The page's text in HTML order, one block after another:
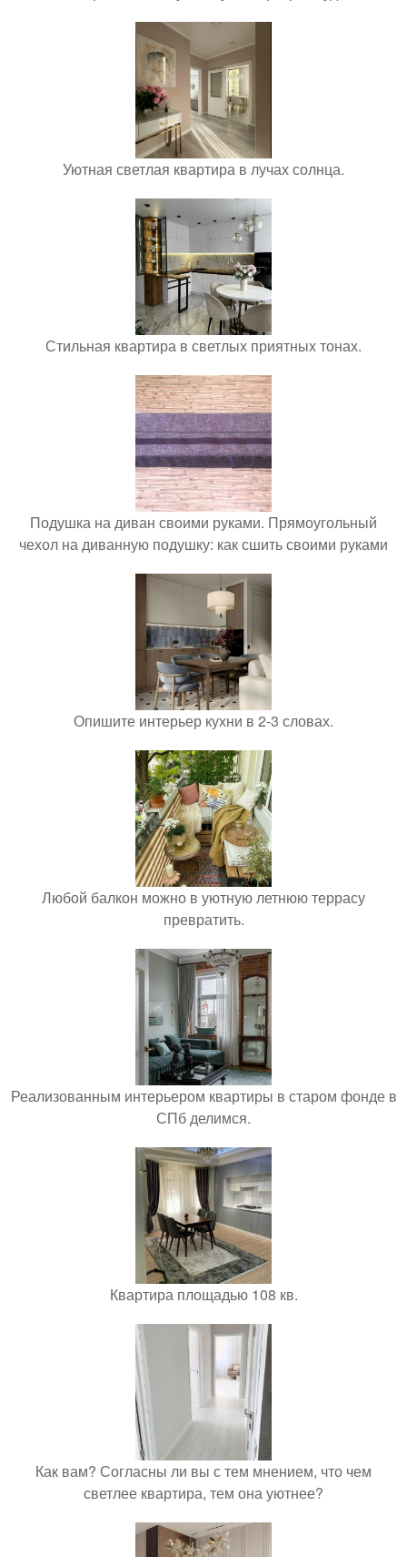
Уютная светлая квартира в лучах солнца.
Стильная квартира в светлых приятных тонах.
Подушка на диван своими руками. Прямоугольный
чехол на диванную подушку: как сшить своими руками
Опишите интерьер кухни в 2-3 словах.
Любой балкон можно в уютную летнюю террасу
превратить.
Реализованным интерьером квартиры в старом фонде в
СПб делимся.
Квартира площадью 108 кв.
Как вам? Согласны ли вы с тем мнением, что чем
светлее квартира, тем она уютнее?